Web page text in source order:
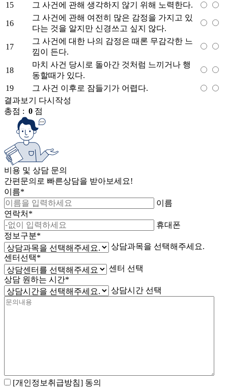
15
그 사건에 관해 생각하지 않기 위해 노력한다.
16
그 사건에 관해 여전히 많은 감정을 가지고 있
다는 것을 알지만 신경쓰고 싶지 않다.
17
그 사건에 대한 나의 감정은 때론 무감각한 느
낌이 든다.
18
마치 사건 당시로 돌아간 것처럼 느끼거나 행
동할때가 있다.
19
그 사건 이후로 잠들기가 어렵다.
결과보기
다시작성
총점 : 0 점
비용 및 상담 문의
간편문의로 빠른상담을 받아보세요!
이름*
이름
연락처*
휴대폰
정보구분*
상담과목을 선택해주세요.
센터선택*
센터 선택
상담 원하는 시간*
상담시간 선택
[개인정보취급방침] 동의